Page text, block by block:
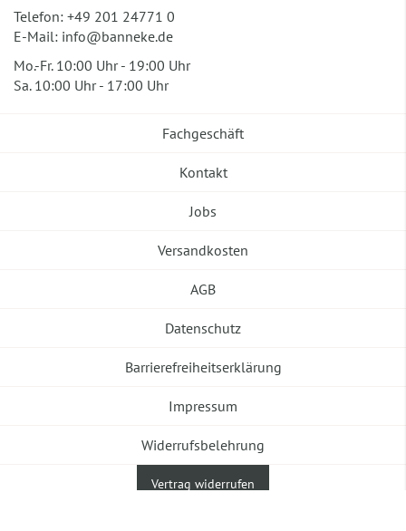
Telefon: +49 201 24771 0
E-Mail: info@banneke.de
Mo.-Fr. 10:00 Uhr - 19:00 Uhr
Sa. 10:00 Uhr - 17:00 Uhr
Fachgeschäft
Kontakt
Jobs
Versandkosten
AGB
Datenschutz
Barrierefreiheitserklärung
Impressum
Widerrufsbelehrung
Vertrag widerrufen